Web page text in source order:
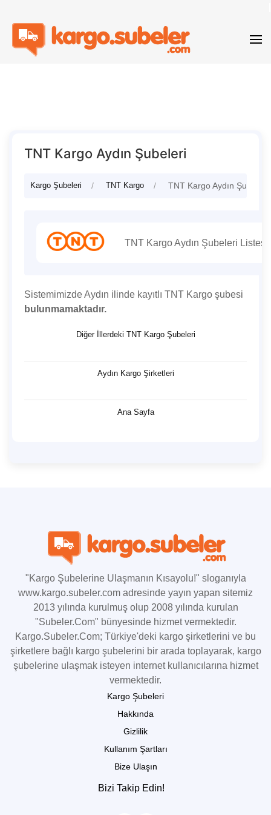
TNT Kargo Aydın Şubeleri
Kargo Şubeleri TNT Kargo TNT Kargo Aydın Şubeleri
TNT Kargo Aydın Şubeleri Listesi
Sistemimizde Aydın ilinde kayıtlı TNT Kargo şubesi
bulunmamaktadır.
Diğer İllerdeki TNT Kargo Şubeleri
Aydın Kargo Şirketleri
Ana Sayfa
"Kargo Şubelerine Ulaşmanın Kısayolu!" sloganıyla
www.kargo.subeler.com adresinde yayın yapan sitemiz
2013 yılında kurulmuş olup 2008 yılında kurulan
"Subeler.Com" bünyesinde hizmet vermektedir.
Kargo.Subeler.Com; Türkiye'deki kargo şirketlerini ve bu
şirketlere bağlı kargo şubelerini bir arada toplayarak, kargo
şubelerine ulaşmak isteyen internet kullanıcılarına hizmet
vermektedir.
Kargo Şubeleri
Hakkında
Gizlilik
Kullanım Şartları
Bize Ulaşın
Bizi Takip Edin!